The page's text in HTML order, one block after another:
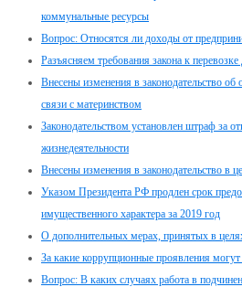
коммунальные ресурсы
Вопрос: Относятся ли доходы от
Разъясняем требования закона к
Внесены изменения в законодательство
связи с материнством
Законодательством установлен штраф за
жизнедеятельности
Внесены изменения в законодательство в
Указом Президента РФ продлен срок
имущественного характера за 2019 год
О дополнительных мерах, принятых в
За какие коррупционные проявления
Вопрос: В каких случаях работа в